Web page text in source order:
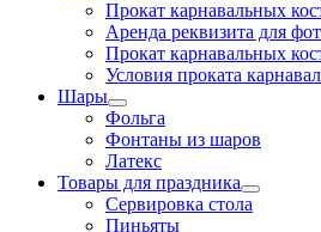
Прокат карнавальных
Аренда реквизита для
Прокат карнавальных
Условия проката
Шары
Фольга
Фонтаны из шаров
Латекс
Товары для праздника
Сервировка стола
Пиньяты